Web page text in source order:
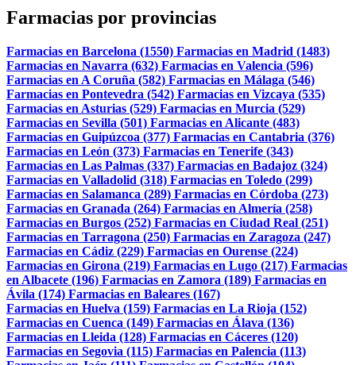
Farmacias por provincias
Farmacias en Barcelona (1550) Farmacias en Madrid (1483)
Farmacias en Navarra (632) Farmacias en Valencia (596)
Farmacias en A Coruña (582) Farmacias en Málaga (546)
Farmacias en Pontevedra (542) Farmacias en Vizcaya (535)
Farmacias en Asturias (529) Farmacias en Murcia (529)
Farmacias en Sevilla (501) Farmacias en Alicante (483)
Farmacias en Guipúzcoa (377) Farmacias en Cantabria (376)
Farmacias en León (373) Farmacias en Tenerife (343)
Farmacias en Las Palmas (337) Farmacias en Badajoz (324)
Farmacias en Valladolid (318) Farmacias en Toledo (299)
Farmacias en Salamanca (289) Farmacias en Córdoba (273)
Farmacias en Granada (264) Farmacias en Almería (258)
Farmacias en Burgos (252) Farmacias en Ciudad Real (251)
Farmacias en Tarragona (250) Farmacias en Zaragoza (247)
Farmacias en Cádiz (229) Farmacias en Ourense (224)
Farmacias en Girona (219) Farmacias en Lugo (217) Farmacias
en Albacete (196) Farmacias en Zamora (189) Farmacias en
Ávila (174) Farmacias en Baleares (167)
Farmacias en Huelva (159) Farmacias en La Rioja (152)
Farmacias en Cuenca (149) Farmacias en Álava (136)
Farmacias en Lleida (128) Farmacias en Cáceres (120)
Farmacias en Segovia (115) Farmacias en Palencia (113)